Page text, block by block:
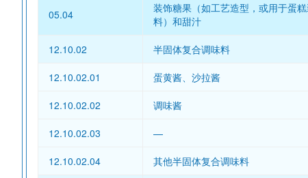
05.04
装饰糖果（如工艺造型，或用于蛋
料）和甜汁
12.10.02 半固体复合调味料
12.10.02.01 蛋黄酱、沙拉酱
12.10.02.02 调味酱
12.10.02.03 —
12.10.02.04 其他半固体复合调味料